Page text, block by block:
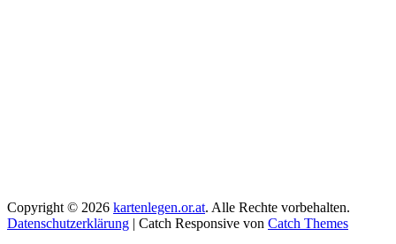
Copyright © 2026 kartenlegen.or.at. Alle Rechte vorbehalten.
Datenschutzerklärung | Catch Responsive von Catch Themes